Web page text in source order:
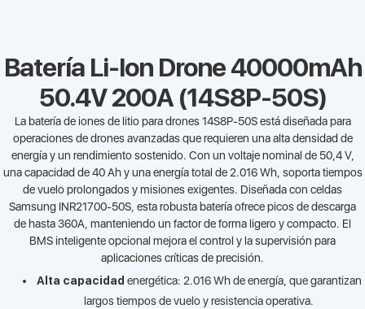
Batería Li-Ion Drone 40000mAh
50.4V 200A (14S8P-50S)
La batería de iones de litio para drones 14S8P-50S está diseñada para
operaciones de drones avanzadas que requieren una alta densidad de
energía y un rendimiento sostenido. Con un voltaje nominal de 50,4 V,
una capacidad de 40 Ah y una energía total de 2.016 Wh, soporta tiempos
de vuelo prolongados y misiones exigentes. Diseñada con celdas
Samsung INR21700-50S, esta robusta batería ofrece picos de descarga
de hasta 360A, manteniendo un factor de forma ligero y compacto. El
BMS inteligente opcional mejora el control y la supervisión para
aplicaciones críticas de precisión.
Alta capacidad energética: 2.016 Wh de energía, que garantizan
largos tiempos de vuelo y resistencia operativa.